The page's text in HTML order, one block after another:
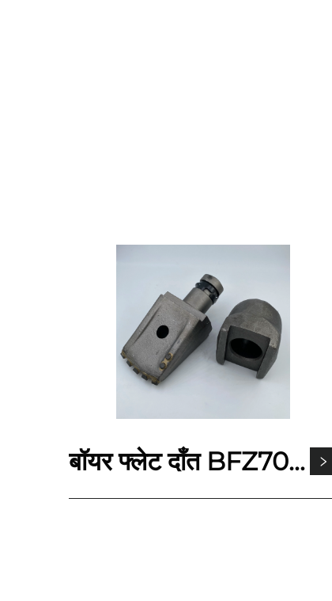
बॉयर फ्लेट दाँत BFZ70 \ BFZ72 \ BFZ80 माटी भूमि ड्रिलिङ्ग बकेट रोटरी ड्रिलिङ्ग ऑगर दाँतहरू भन्दा